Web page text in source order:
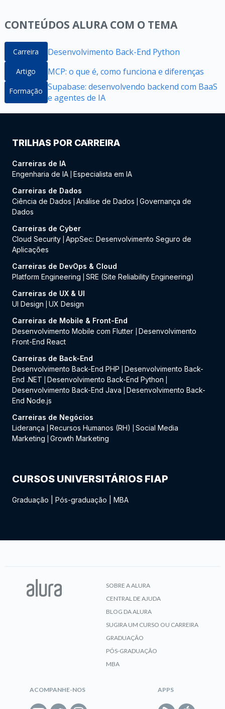
CONTEÚDOS ALURA COM O TEMA
Carreira Desenvolvimento Back-End Python
Artigo MCP: o que é, como funciona e diferenças
Formação Supabase: desenvolvendo backend com BaaS
e agentes de IA
TRILHAS POR CARREIRA
Carreiras de IA
Engenharia de IA Especialista em IA
Carreiras de Dados
Ciência de Dados
Análise de Dados
Governança de
Dados
Carreiras de Cyber
Cloud Security AppSec: Desenvolvimento Seguro de
Aplicações
Carreiras de DevOps & Cloud
Platform Engineering
SRE (Site Reliability Engineering)
Carreiras de UX & UI
UI Design
UX Design
Carreiras de Mobile & Front-End
Desenvolvimento Mobile com Flutter
Desenvolvimento
Front-End React
Carreiras de Back-End
Desenvolvimento Back-End PHP
Desenvolvimento Back-
End .NET
Desenvolvimento Back-End Python
Desenvolvimento Back-End Java
Desenvolvimento Back-
End Node.js
Carreiras de Negócios
Liderança
Recursos Humanos (RH)
Social Media
Marketing
Growth Marketing
CURSOS UNIVERSITÁRIOS FIAP
Graduação Pós-graduação MBA
SOBRE A ALURA
CENTRAL DE AJUDA
BLOG DA ALURA
SUGIRA UM CURSO OU CARREIRA
GRADUAÇÃO
PÓS-GRADUAÇÃO
MBA
ACOMPANHE-NOS APPS